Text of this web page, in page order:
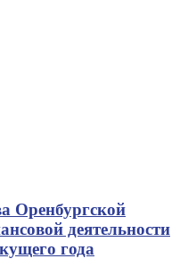
Оренбургской
деятельности
года